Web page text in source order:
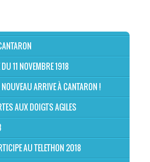
11 NOVEMBRE 1918
ARRIVE À CANTARON !
AUX DOIGTS AGILES
AU TELETHON 2018